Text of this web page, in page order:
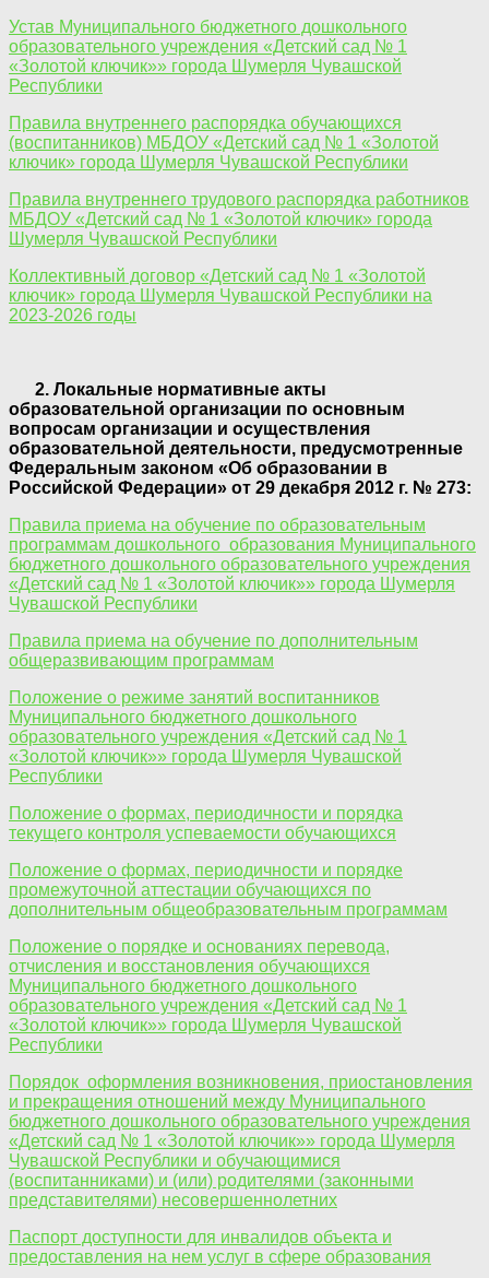
Устав Муниципального бюджетного дошкольного
образовательного учреждения «Детский сад № 1
«Золотой ключик»» города Шумерля Чувашской
Республики
Правила внутреннего распорядка обучающихся
(воспитанников) МБДОУ «Детский сад № 1 «Золотой
ключик» города Шумерля Чувашской Республики
Правила внутреннего трудового распорядка работников
МБДОУ «Детский сад № 1 «Золотой ключик» города
Шумерля Чувашской Республики
Коллективный договор «Детский сад № 1 «Золотой
ключик» города Шумерля Чувашской Республики на
2023-2026 годы
2. Локальные нормативные акты
образовательной организации по основным
вопросам организации и осуществления
образовательной деятельности, предусмотренные
Федеральным законом «Об образовании в
Российской Федерации» от 29 декабря 2012 г. № 273:
Правила приема на обучение по образовательным
программам дошкольного образования Муниципального
бюджетного дошкольного образовательного учреждения
«Детский сад № 1 «Золотой ключик»» города Шумерля
Чувашской Республики
Правила приема на обучение по дополнительным
общеразвивающим программам
Положение о режиме занятий воспитанников
Муниципального бюджетного дошкольного
образовательного учреждения «Детский сад № 1
«Золотой ключик»» города Шумерля Чувашской
Республики
Положение о формах, периодичности и порядка
текущего контроля успеваемости обучающихся
Положение о формах, периодичности и порядке
промежуточной аттестации обучающихся по
дополнительным общеобразовательным программам
Положение о порядке и основаниях перевода,
отчисления и восстановления обучающихся
Муниципального бюджетного дошкольного
образовательного учреждения «Детский сад № 1
«Золотой ключик»» города Шумерля Чувашской
Республики
Порядок оформления возникновения, приостановления
и прекращения отношений между Муниципального
бюджетного дошкольного образовательного учреждения
«Детский сад № 1 «Золотой ключик»» города Шумерля
Чувашской Республики и обучающимися
(воспитанниками) и (или) родителями (законными
представителями) несовершеннолетних
Паспорт доступности для инвалидов объекта и
предоставления на нем услуг в сфере образования